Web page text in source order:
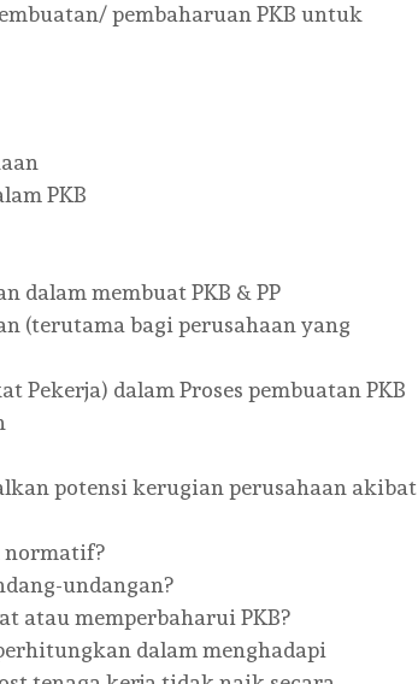
pembaharuan PKB untuk
PKB
dalam membuat PKB & PP
(terutama bagi perusahaan yang
Pekerja) dalam Proses pembuatan PKB
potensi kerugian perusahaan akibat
normatif?
undangan?
atau memperbaharui PKB?
dalam menghadapi